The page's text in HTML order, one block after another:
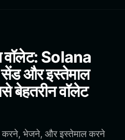
Solana
सेंड और इस्तेमाल
बेहतरीन वॉलेट
करने, भेजने, और इस्तेमाल करने